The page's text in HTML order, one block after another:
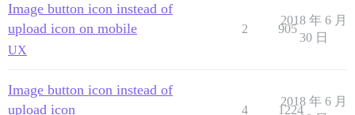
Image button icon instead of
upload icon on mobile
UX
2 905
2018 年 6 月
30 日
Image button icon instead of
upload icon
4 1224
2018 年 6 月